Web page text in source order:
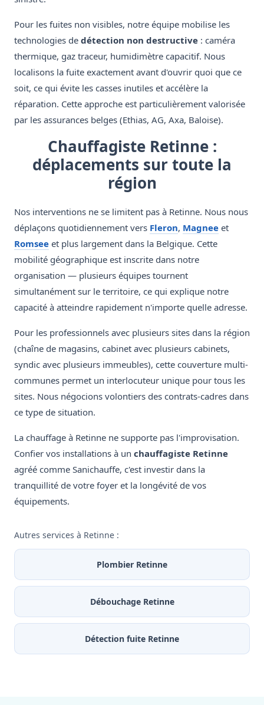
Pour les fuites non visibles, notre équipe mobilise les
technologies de détection non destructive : caméra
thermique, gaz traceur, humidimètre capacitif. Nous
localisons la fuite exactement avant d'ouvrir quoi que ce
soit, ce qui évite les casses inutiles et accélère la
réparation. Cette approche est particulièrement valorisée
par les assurances belges (Ethias, AG, Axa, Baloise).
Chauffagiste Retinne :
déplacements sur toute la
région
Nos interventions ne se limitent pas à Retinne. Nous nous
déplaçons quotidiennement vers Fleron, Magnee et
Romsee et plus largement dans la Belgique. Cette
mobilité géographique est inscrite dans notre
organisation — plusieurs équipes tournent
simultanément sur le territoire, ce qui explique notre
capacité à atteindre rapidement n'importe quelle adresse.
Pour les professionnels avec plusieurs sites dans la région
(chaîne de magasins, cabinet avec plusieurs cabinets,
syndic avec plusieurs immeubles), cette couverture multi-
communes permet un interlocuteur unique pour tous les
sites. Nous négocions volontiers des contrats-cadres dans
ce type de situation.
La chauffage à Retinne ne supporte pas l'improvisation.
Confier vos installations à un chauffagiste Retinne
agréé comme Sanichauffe, c'est investir dans la
tranquillité de votre foyer et la longévité de vos
équipements.
Autres services à Retinne :
Plombier Retinne
Débouchage Retinne
Détection fuite Retinne